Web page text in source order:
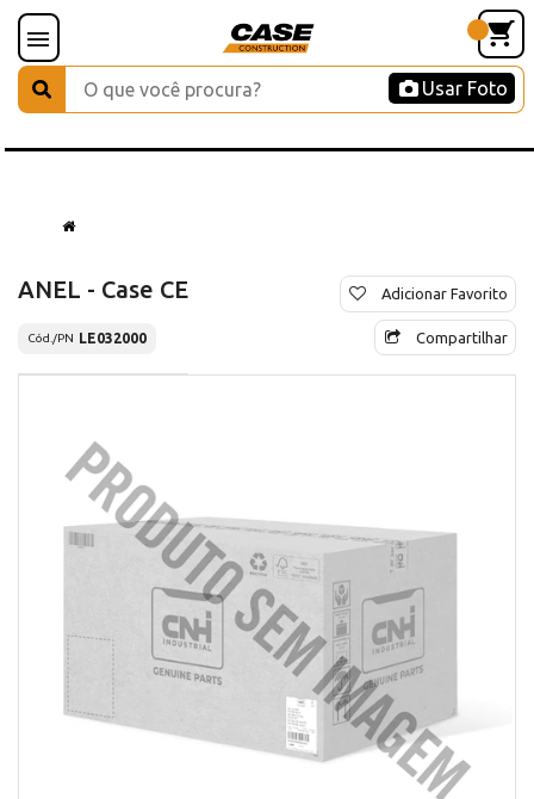
Usar Foto
ANEL - Case CE
Cód./PN LE032000
Adicionar Favorito
Compartilhar